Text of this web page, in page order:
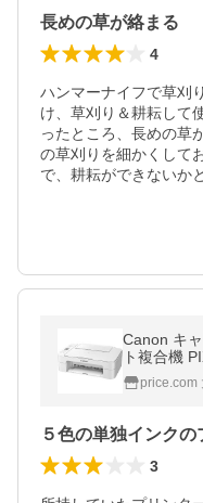
長めの草が絡まる
4
ハンマーナイフで草刈
け、草刈り＆耕耘して
ったところ、長めの草
の草刈りを細かくして
で、耕耘ができないか
Canon キ
ト複合機
対応 テレワ
price.com
3